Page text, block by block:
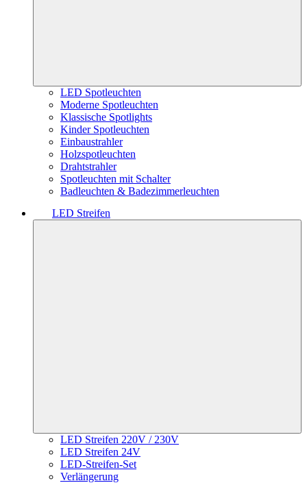
LED Spotleuchten
Moderne Spotleuchten
Klassische Spotlights
Kinder Spotleuchten
Einbaustrahler
Holzspotleuchten
Drahtstrahler
Spotleuchten mit Schalter
Badleuchten & Badezimmerleuchten
LED Streifen
LED Streifen 220V / 230V
LED Streifen 24V
LED-Streifen-Set
Verlängerung